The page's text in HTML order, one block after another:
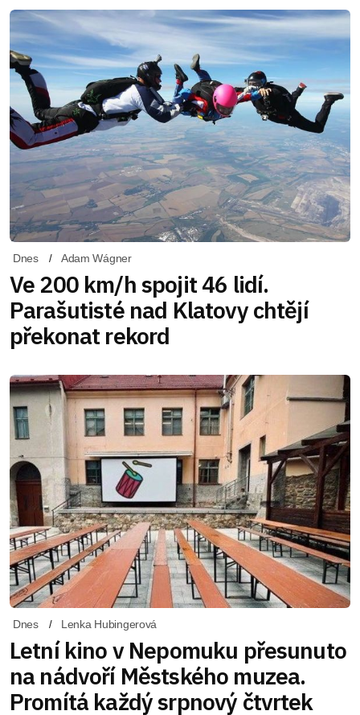
Dnes Adam Wágner
Ve 200 km/h spojit 46 lidí.
Parašutisté nad Klatovy chtějí
překonat rekord
Dnes Lenka Hubingerová
Letní kino v Nepomuku přesunuto
na nádvoří Městského muzea.
Promítá každý srpnový čtvrtek